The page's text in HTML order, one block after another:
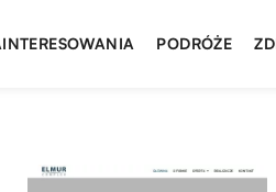
PODRÓŻE